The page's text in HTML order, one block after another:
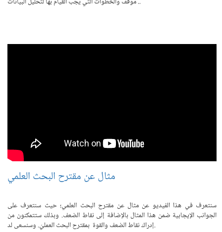
مثال عن مقترح البحث العلمي
سنتعرف في هذا الفيديو عن مثال عن مقترح البحث العلمي؛ حيث سنتعرف على
الجوانب الإيجابية ضمن هذا المثال بالإضافة إلى نقاط الضعف. وبذلك ستتمكنون من
إدراك نقاط الضعف والقوة بمقترح البحث العمليّ. وسنسعى لد.